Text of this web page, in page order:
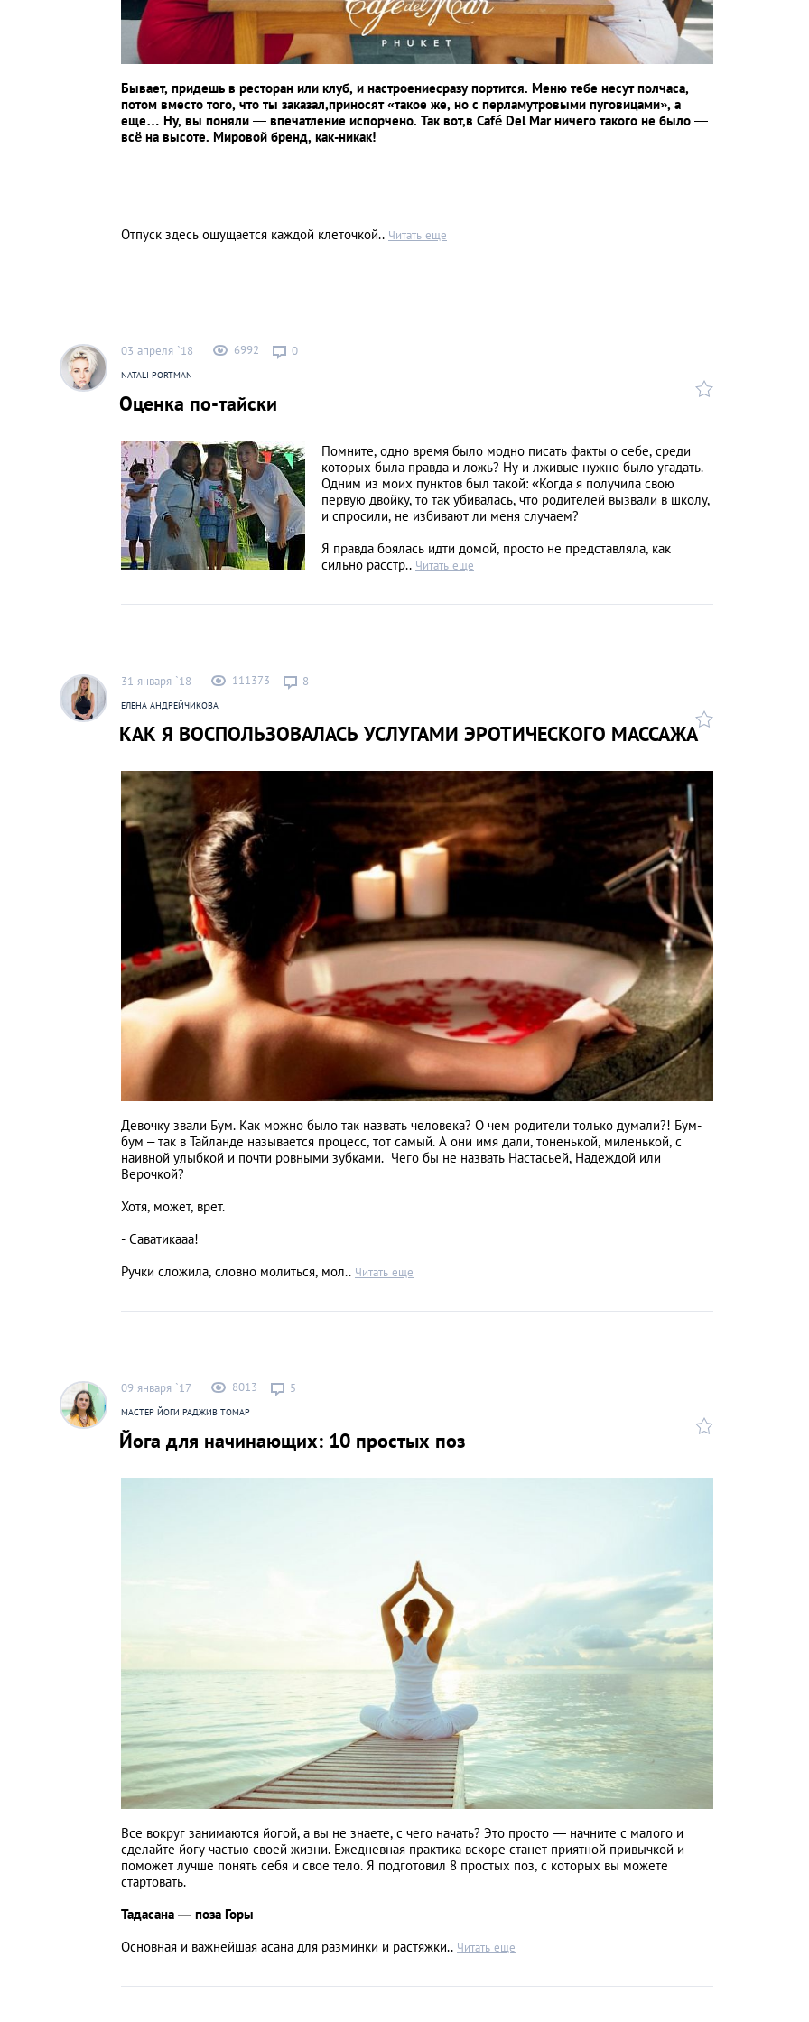
Бывает, придешь в ресторан или клуб, и настроениесразу портится. Меню тебе несут полчаса,
потом вместо того, что ты заказал,приносят «такое же, но с перламутровыми пуговицами», а
еще… Ну, вы поняли — впечатление испорчено. Так вот,в Café Del Mar ничего такого не было —
всё на высоте. Мировой бренд, как-никак!
Отпуск здесь ощущается каждой клеточкой.. Читать еще
NATALI PORTMAN
03 апреля `18 6992 0
Оценка по-тайски
Помните, одно время было модно писать факты о себе, среди
которых была правда и ложь? Ну и лживые нужно было угадать.
Одним из моих пунктов был такой: «Когда я получила свою
первую двойку, то так убивалась, что родителей вызвали в школу,
и спросили, не избивают ли меня случаем?
Я правда боялась идти домой, просто не представляла, как
сильно расстр.. Читать еще
ЕЛЕНА АНДРЕЙЧИКОВА
31 января `18 111373 8
КАК Я ВОСПОЛЬЗОВАЛАСЬ УСЛУГАМИ ЭРОТИЧЕСКОГО МАССАЖА
Девочку звали Бум. Как можно было так назвать человека? О чем родители только думали?! Бум-
бум – так в Тайланде называется процесс, тот самый. А они имя дали, тоненькой, миленькой, с
наивной улыбкой и почти ровными зубками. Чего бы не назвать Настасьей, Надеждой или
Верочкой?
Хотя, может, врет.
- Саватикааа!
Ручки сложила, словно молиться, мол.. Читать еще
МАСТЕР ЙОГИ РАДЖИВ ТОМАР
09 января `17 8013 5
Йога для начинающих: 10 простых поз
Все вокруг занимаются йогой, а вы не знаете, с чего начать? Это просто — начните с малого и
сделайте йогу частью своей жизни. Ежедневная практика вскоре станет приятной привычкой и
поможет лучше понять себя и свое тело. Я подготовил 8 простых поз, с которых вы можете
стартовать.
Тадасана — поза Горы
Основная и важнейшая асана для разминки и растяжки.. Читать еще